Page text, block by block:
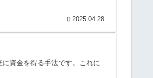
2025.04.28
資金を得る手法です。これに